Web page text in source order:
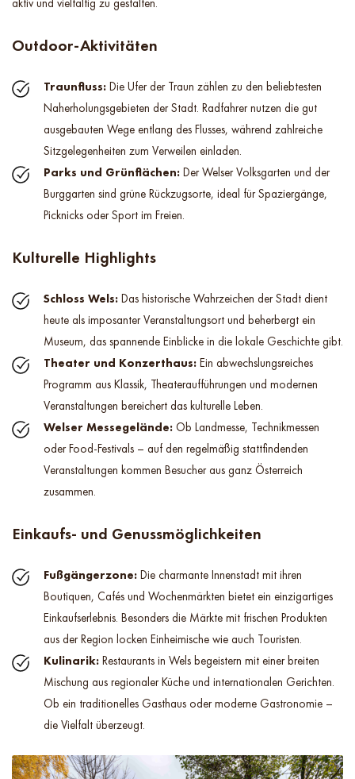
aktiv und vielfältig zu gestalten.
Outdoor-Aktivitäten
Traunfluss: Die Ufer der Traun zählen zu den beliebtesten
Naherholungsgebieten der Stadt. Radfahrer nutzen die gut
ausgebauten Wege entlang des Flusses, während zahlreiche
Sitzgelegenheiten zum Verweilen einladen.
Parks und Grünflächen: Der Welser Volksgarten und der
Burggarten sind grüne Rückzugsorte, ideal für Spaziergänge,
Picknicks oder Sport im Freien.
Kulturelle Highlights
Schloss Wels: Das historische Wahrzeichen der Stadt dient
heute als imposanter Veranstaltungsort und beherbergt ein
Museum, das spannende Einblicke in die lokale Geschichte gibt.
Theater und Konzerthaus: Ein abwechslungsreiches
Programm aus Klassik, Theateraufführungen und modernen
Veranstaltungen bereichert das kulturelle Leben.
Welser Messegelände: Ob Landmesse, Technikmessen
oder Food-Festivals – auf den regelmäßig stattfindenden
Veranstaltungen kommen Besucher aus ganz Österreich
zusammen.
Einkaufs- und Genussmöglichkeiten
Fußgängerzone: Die charmante Innenstadt mit ihren
Boutiquen, Cafés und Wochenmärkten bietet ein einzigartiges
Einkaufserlebnis. Besonders die Märkte mit frischen Produkten
aus der Region locken Einheimische wie auch Touristen.
Kulinarik: Restaurants in Wels begeistern mit einer breiten
Mischung aus regionaler Küche und internationalen Gerichten.
Ob ein traditionelles Gasthaus oder moderne Gastronomie –
die Vielfalt überzeugt.